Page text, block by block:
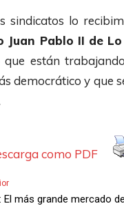
sindicatos lo
Juan Pablo II de
que están
democrático y que
como PDF
El más grande mercado